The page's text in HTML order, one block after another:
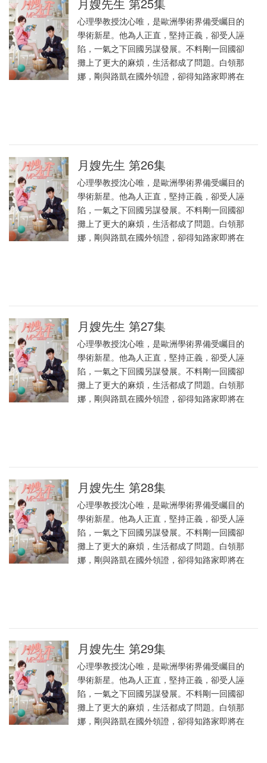
心理學教授沈心唯，是歐洲學術界備受矚目的
學術新星。他為人正直，堅持正義，卻受人誣
陷，一氣之下回國另謀發展。不料剛一回國卻
攤上了更大的麻煩，生活都成了問題。白領那
娜，剛與路凱在國外領證，卻得知路家即將在
月嫂先生 第26集
心理學教授沈心唯，是歐洲學術界備受矚目的
學術新星。他為人正直，堅持正義，卻受人誣
陷，一氣之下回國另謀發展。不料剛一回國卻
攤上了更大的麻煩，生活都成了問題。白領那
娜，剛與路凱在國外領證，卻得知路家即將在
月嫂先生 第27集
心理學教授沈心唯，是歐洲學術界備受矚目的
學術新星。他為人正直，堅持正義，卻受人誣
陷，一氣之下回國另謀發展。不料剛一回國卻
攤上了更大的麻煩，生活都成了問題。白領那
娜，剛與路凱在國外領證，卻得知路家即將在
月嫂先生 第28集
心理學教授沈心唯，是歐洲學術界備受矚目的
學術新星。他為人正直，堅持正義，卻受人誣
陷，一氣之下回國另謀發展。不料剛一回國卻
攤上了更大的麻煩，生活都成了問題。白領那
娜，剛與路凱在國外領證，卻得知路家即將在
月嫂先生 第29集
心理學教授沈心唯，是歐洲學術界備受矚目的
學術新星。他為人正直，堅持正義，卻受人誣
陷，一氣之下回國另謀發展。不料剛一回國卻
攤上了更大的麻煩，生活都成了問題。白領那
娜，剛與路凱在國外領證，卻得知路家即將在